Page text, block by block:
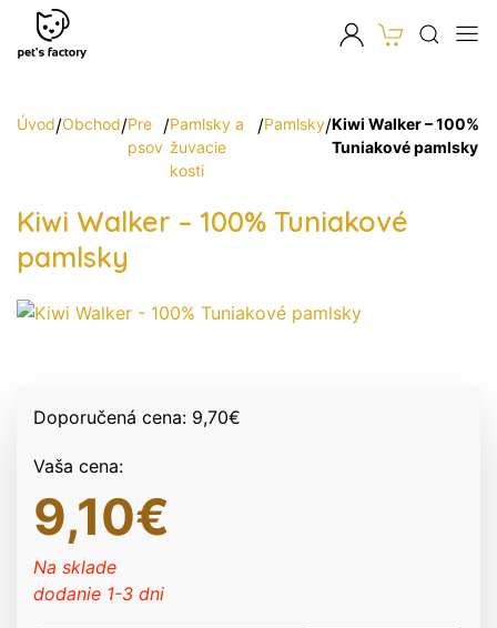
Úvod/Obchod/Pre
psov
/Pamlsky a
žuvacie
kosti
/Pamlsky/Kiwi Walker – 100%
Tuniakové pamlsky
Kiwi Walker – 100% Tuniakové
pamlsky
Doporučená cena: 9,70€
Vaša cena:
9,10€
Na sklade
dodanie 1-3 dni